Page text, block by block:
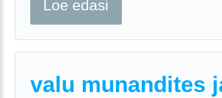
Loe edasi
valu munandites